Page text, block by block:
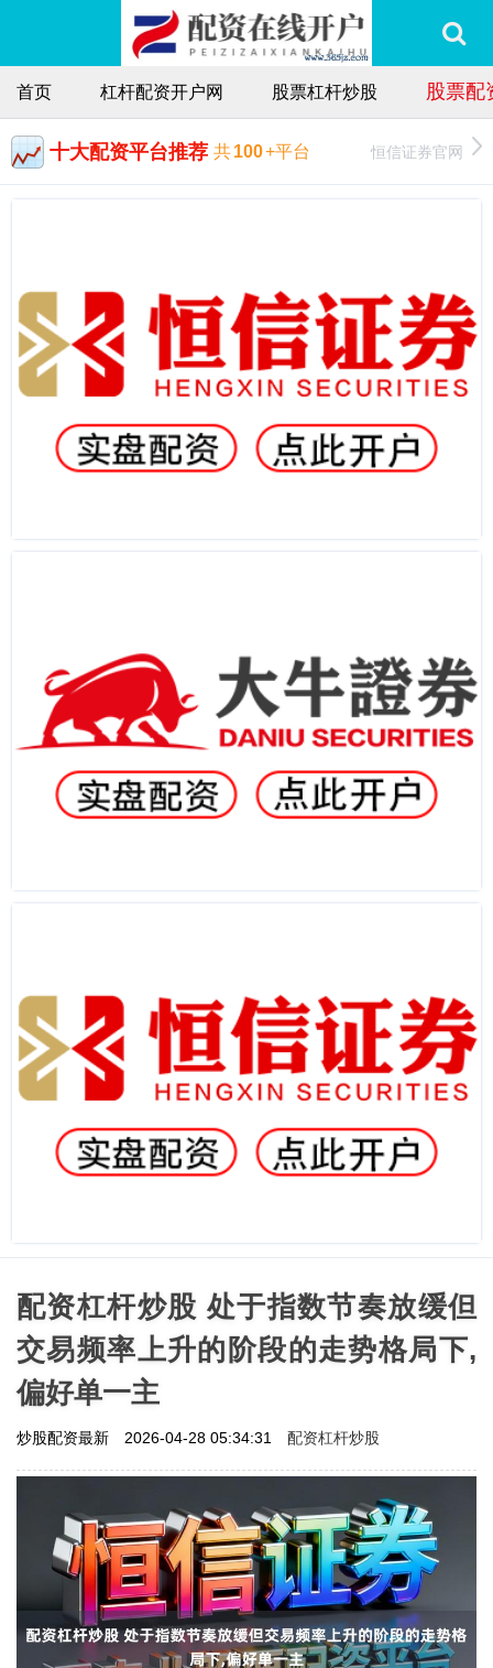
首页 杠杆配资开户网 股票杠杆炒股 股票配
十大配资平台推荐 共100+平台 恒信证券官网
配资杠杆炒股 处于指数节奏放缓但
交易频率上升的阶段的走势格局下,
偏好单一主
炒股配资最新 2026-04-28 05:34:31 配资杠杆炒股